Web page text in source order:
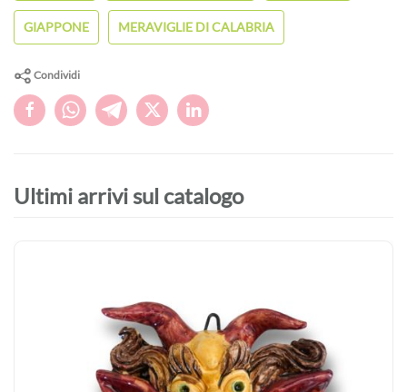
GIAPPONE MERAVIGLIE DI CALABRIA
Condividi
Ultimi arrivi sul catalogo